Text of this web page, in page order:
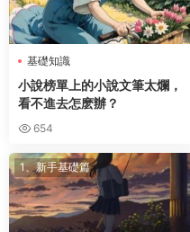
基礎知識
小說榜單上的小說文筆太爛，
看不進去怎麽辦？
654
1、新手基礎篇